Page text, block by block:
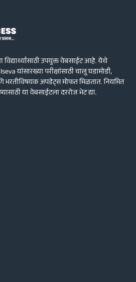
विद्यार्थ्यांसाठी उपयुक्त वेबसाईट आहे. येथे
यांसारख्या परीक्षांसाठी चालू घडामोडी,
भरतीविषयक अपडेट्स मोफत मिळतात. नियमित
या वेबसाईटला दररोज भेट द्या.